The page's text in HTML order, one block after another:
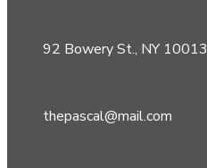
92 Bowery St., NY 10013
thepascal@mail.com